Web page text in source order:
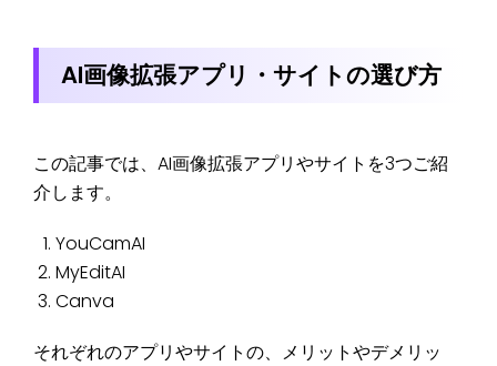
AI画像拡張アプリ・サイトの選び方
この記事では、AI画像拡張アプリやサイトを3つご紹
介します。
YouCamAI
MyEditAI
Canva
それぞれのアプリやサイトの、メリットやデメリッ